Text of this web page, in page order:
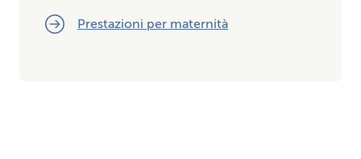
Prestazioni per maternità